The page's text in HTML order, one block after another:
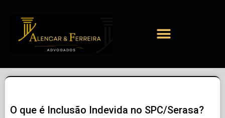
O que é Inclusão Indevida no SPC/Serasa?